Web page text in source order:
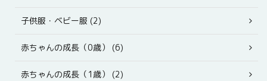
子供服・ベビー服 (2)
赤ちゃんの成長（0歳） (6)
赤ちゃんの成長（1歳） (2)